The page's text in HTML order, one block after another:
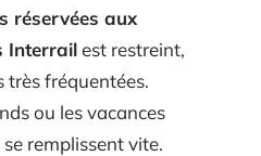
réservées aux
Interrailest restreint,
très fréquentées.
ou les vacances
remplissent vite.